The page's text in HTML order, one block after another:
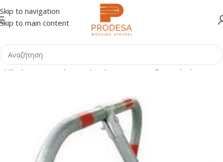
Skip to navigation
Skip to main content
Αρχική σελίδα Shop Οδική Ασφάλεια - Parking Μπάρες